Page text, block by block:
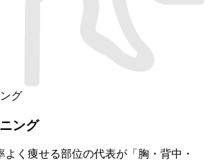
グ
ング
く痩せる部位の代表が「胸・背中・